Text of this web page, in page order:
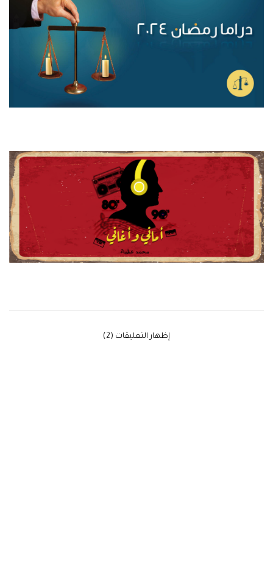
‫إظهار التعليقات (2)